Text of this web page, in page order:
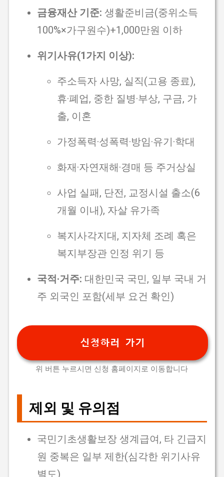
금융재산 기준: 생활준비금(중위소득
100%×가구원수)+1,000만원 이하
위기사유(1가지 이상):
주소득자 사망, 실직(고용 종료),
휴·폐업, 중한 질병·부상, 구금, 가
출, 이혼
가정폭력·성폭력·방임·유기·학대
화재·자연재해·경매 등 주거상실
사업 실패, 단전, 교정시설 출소(6
개월 이내), 자살 유가족
복지사각지대, 지자체 조례 혹은
복지부장관 인정 위기 등
국적·거주: 대한민국 국민, 일부 국내 거
주 외국인 포함(세부 요건 확인)
신청하러 가기
위 버튼 누르시면 신청 홈페이지로 이동합니다
제외 및 유의점
국민기초생활보장 생계급여, 타 긴급지
원 중복은 일부 제한(심각한 위기사유
별도)